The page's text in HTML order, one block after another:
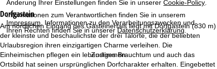
Änderung Ihrer Einstellungen finden Sie in unsererCookie-Policy
Informationen zum Verantwortlichen finden Sie in unserem
Impressum . Informationen zu den Verarbeitungszwecken und
Ihren Rechten finden Sie in unsererDatenschutzerklärung.
Zustimmen
r
t
s
Dorfgastein
Am nördlichen Eingang des Gasteinertals liegt mit Dorfgastein (830 m)
der kleinste und beschaulichste der drei Talorte, die der beliebten
Urlaubsregion ihren einzigartigen Charme verleihen. Die
Einheimischen pflegen ein lebendiges Brauchtum und auch das
Ortsbild hat seinen ursprünglichen Dorfcharakter erhalten. Eingebettet